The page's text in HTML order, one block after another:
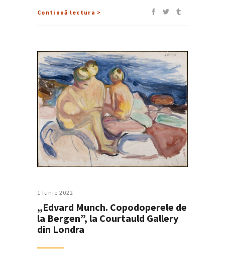
Continuă lectura >
1 Iunie 2022
„Edvard Munch. Copodoperele de
la Bergen”, la Courtauld Gallery
din Londra